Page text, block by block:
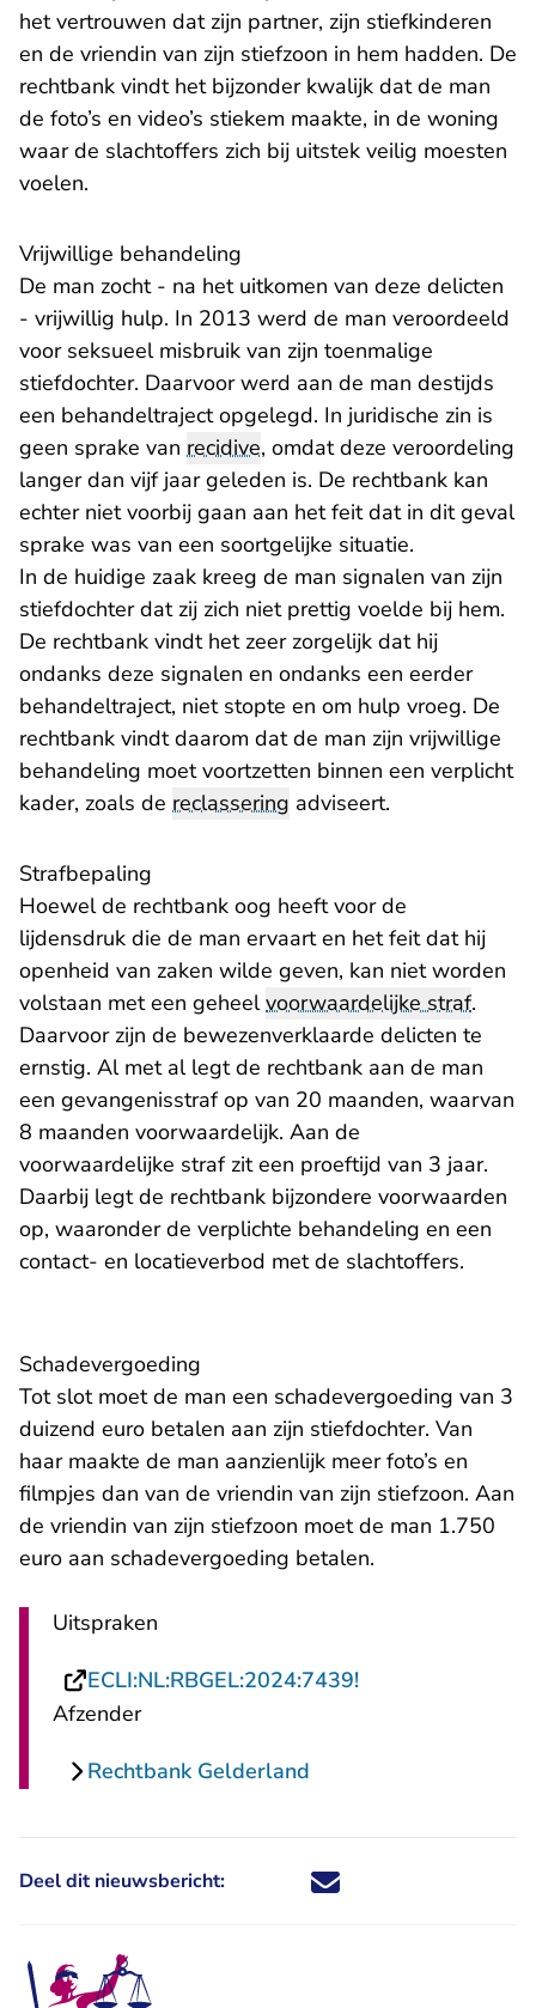
het vertrouwen dat zijn partner, zijn stiefkinderen
en de vriendin van zijn stiefzoon in hem hadden. De
rechtbank vindt het bijzonder kwalijk dat de man
de foto’s en video’s stiekem maakte, in de woning
waar de slachtoffers zich bij uitstek veilig moesten
voelen.
Vrijwillige behandeling
De man zocht - na het uitkomen van deze delicten
- vrijwillig hulp. In 2013 werd de man veroordeeld
voor seksueel misbruik van zijn toenmalige
stiefdochter. Daarvoor werd aan de man destijds
een behandeltraject opgelegd. In juridische zin is
geen sprake van recidive, omdat deze veroordeling
langer dan vijf jaar geleden is. De rechtbank kan
echter niet voorbij gaan aan het feit dat in dit geval
sprake was van een soortgelijke situatie.
In de huidige zaak kreeg de man signalen van zijn
stiefdochter dat zij zich niet prettig voelde bij hem.
De rechtbank vindt het zeer zorgelijk dat hij
ondanks deze signalen en ondanks een eerder
behandeltraject, niet stopte en om hulp vroeg. De
rechtbank vindt daarom dat de man zijn vrijwillige
behandeling moet voortzetten binnen een verplicht
kader, zoals de reclassering adviseert.
Strafbepaling
Hoewel de rechtbank oog heeft voor de
lijdensdruk die de man ervaart en het feit dat hij
openheid van zaken wilde geven, kan niet worden
volstaan met een geheelvoorwaardelijke straf.
Daarvoor zijn de bewezenverklaarde delicten te
ernstig. Al met al legt de rechtbank aan de man
een gevangenisstraf op van 20 maanden, waarvan
8 maanden voorwaardelijk. Aan de
voorwaardelijke straf zit een proeftijd van 3 jaar.
Daarbij legt de rechtbank bijzondere voorwaarden
op, waaronder de verplichte behandeling en een
contact- en locatieverbod met de slachtoffers.
Schadevergoeding
Tot slot moet de man een schadevergoeding van 3
duizend euro betalen aan zijn stiefdochter. Van
haar maakte de man aanzienlijk meer foto’s en
filmpjes dan van de vriendin van zijn stiefzoon. Aan
de vriendin van zijn stiefzoon moet de man 1.750
euro aan schadevergoeding betalen.
Uitspraken
ECLI:NL:RBGEL:2024:7439!- U verlaat
Afzender
Rechtbank Gelderland
Deel dit nieuwsbericht: Deel dit nieuwsbericht via X -
Deel dit nieuwsbericht via
Deel dit nieuwsbericht
Deel dit